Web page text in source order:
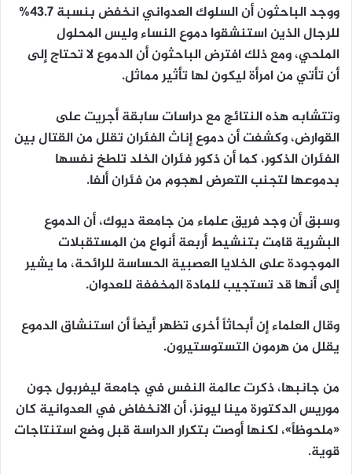
ووجد الباحثون أن السلوك العدواني انخفض بنسبة 43.7%
للرجال الذين استنشقوا دموع النساء وليس المحلول
الملحي، ومع ذلك افترض الباحثون أن الدموع لا تحتاج إلى
أن تأتي من امرأة ليكون لها تأثير مماثل.
وتتشابه هذه النتائج مع دراسات سابقة أجريت على
القوارض، وكشفت أن دموع إناث الفئران تقلل من القتال بين
الفئران الذكور، كما أن ذكور فئران الخلد تلطخ نفسها
بدموعها لتجنب التعرض لهجوم من فئران ألفا.
وسبق أن وجد فريق علماء من جامعة ديوك، أن الدموع
البشرية قامت بتنشيط أربعة أنواع من المستقبلات
الموجودة على الخلايا العصبية الحساسة للرائحة، ما يشير
إلى أنها قد تستجيب للمادة المخففة للعدوان.
وقال العلماء إن أبحاثاً أخرى تظهر أيضاً أن استنشاق الدموع
يقلل من هرمون التستوستيرون.
من جانبها، ذكرت عالمة النفس في جامعة ليفربول جون
موريس الدكتورة مينا ليونز، أن الانخفاض في العدوانية كان
«ملحوظاً»، لكنها أوصت بتكرار الدراسة قبل وضع استنتاجات
قوية.